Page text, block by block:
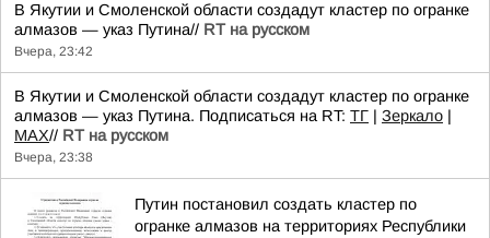
В Якутии и Смоленской области создадут кластер по огранке
алмазов — указ Путина// RT на русском
Вчера, 23:42
В Якутии и Смоленской области создадут кластер по огранке
алмазов — указ Путина. Подписаться на RT: ТГ | Зеркало |
MAX// RT на русском
Вчера, 23:38
Путин постановил создать кластер по
огранке алмазов на территориях Республики